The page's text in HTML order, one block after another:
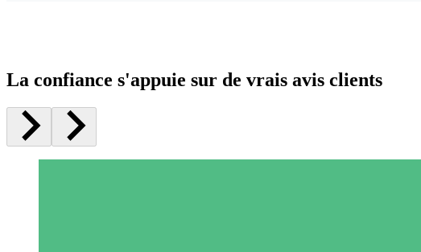
La confiance s'appuie sur de vrais avis clients